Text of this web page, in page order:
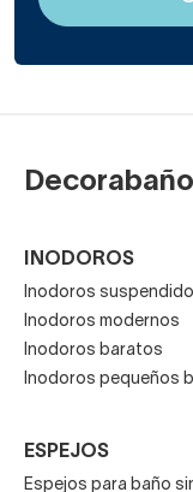
Decorabaño
INODOROS
Inodoros
Inodoros modernos
Inodoros baratos
Inodoros pequeños
ESPEJOS
Espejos para baño